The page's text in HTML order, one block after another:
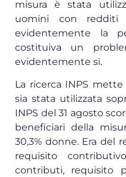
misura è stata
uomini con redditi
evidentemente la
costituiva un
evidentemente si.
La ricerca INPS
sia stata utilizzata
INPS del 31 agosto
beneficiari della
30,3% donne. Era del
requisito
contributi, requisito